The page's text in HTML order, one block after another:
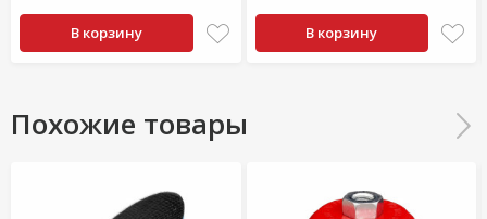
В корзину В корзину
Похожие товары